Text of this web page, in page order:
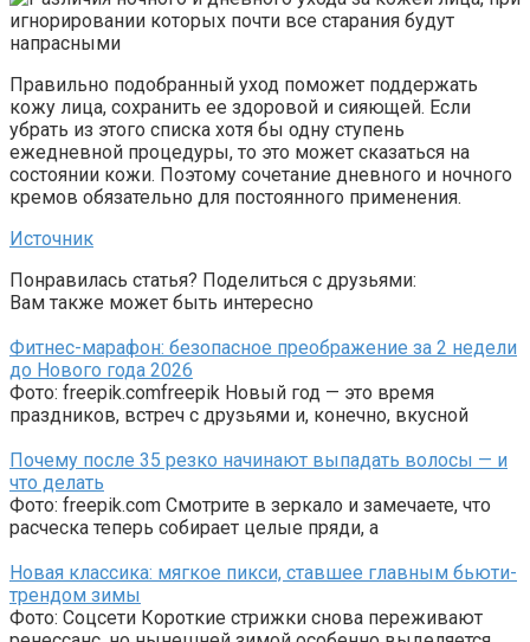
Правильно подобранный уход поможет поддержать
кожу лица, сохранить ее здоровой и сияющей. Если
убрать из этого списка хотя бы одну ступень
ежедневной процедуры, то это может сказаться на
состоянии кожи. Поэтому сочетание дневного и ночного
кремов обязательно для постоянного применения.
Источник
Понравилась статья? Поделиться с друзьями:
Вам также может быть интересно
Фитнес-марафон: безопасное преображение за 2 недели
до Нового года 2026
Фото: freepik.comfreepik Новый год — это время
праздников, встреч с друзьями и, конечно, вкусной
Почему после 35 резко начинают выпадать волосы — и
что делать
Фото: freepik.com Смотрите в зеркало и замечаете, что
расческа теперь собирает целые пряди, а
Новая классика: мягкое пикси, ставшее главным бьюти-
трендом зимы
Фото: Соцсети Короткие стрижки снова переживают